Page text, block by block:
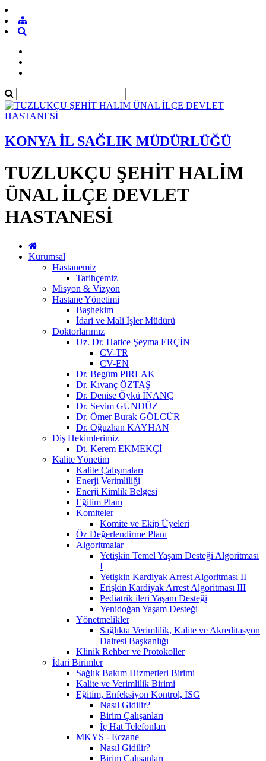
KONYA İL SAĞLIK MÜDÜRLÜĞÜ
TUZLUKÇU ŞEHİT HALİM
ÜNAL İLÇE DEVLET
HASTANESİ
Kurumsal
Hastanemiz
Tarihçemiz
Misyon & Vizyon
Hastane Yönetimi
Başhekim
İdari ve Mali İşler Müdürü
Doktorlarımız
Uz. Dr. Hatice Şeyma ERÇİN
CV-TR
CV-EN
Dr. Begüm PIRLAK
Dr. Kıvanç ÖZTAŞ
Dr. Denise Öykü İNANÇ
Dr. Sevim GÜNDÜZ
Dr. Ömer Burak GÖLCÜR
Dr. Oğuzhan KAYHAN
Diş Hekimlerimiz
Dt. Kerem EKMEKÇİ
Kalite Yönetim
Kalite Çalışmaları
Enerji Verimliliği
Enerji Kimlik Belgesi
Eğitim Planı
Komiteler
Komite ve Ekip Üyeleri
Öz Değerlendirme Planı
Algoritmalar
Yetişkin Temel Yaşam Desteği Algoritması
I
Yetişkin Kardiyak Arrest Algoritması II
Erişkin Kardiyak Arrest Algoritması III
Pediatrik ileri Yaşam Desteği
Yenidoğan Yaşam Desteği
Yönetmelikler
Sağlıkta Verimlilik, Kalite ve Akreditasyon
Dairesi Başkanlığı
Klinik Rehber ve Protokoller
İdari Birimler
Sağlık Bakım Hizmetleri Birimi
Kalite ve Verimlilik Birimi
Eğitim, Enfeksiyon Kontrol, İSG
Nasıl Gidilir?
Birim Çalışanları
İç Hat Telefonları
MKYS - Eczane
Nasıl Gidilir?
Birim Çalışanları